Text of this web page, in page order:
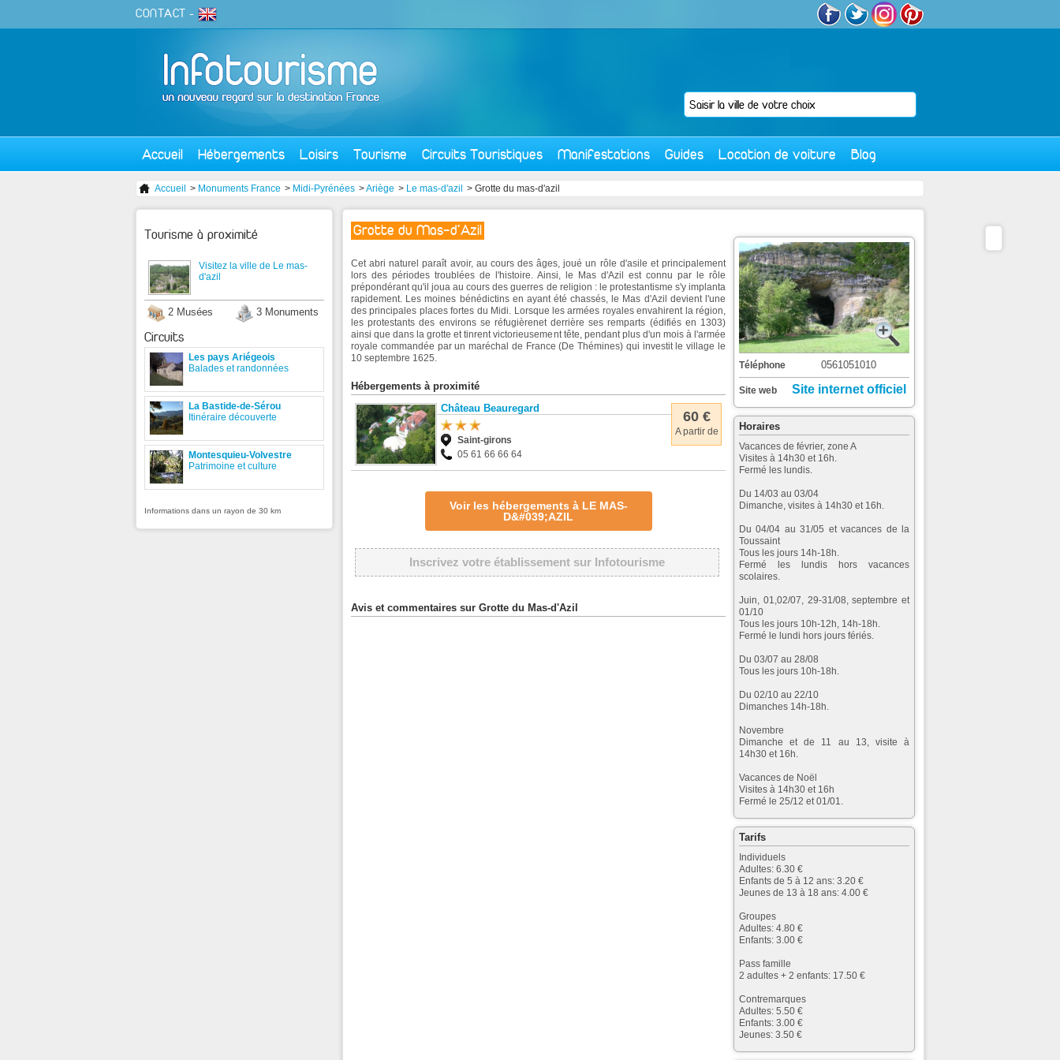
CONTACT -
Accueil Hébergements Loisirs Tourisme Circuits Touristiques Manifestations Guides Location de voiture Blog
Accueil > Monuments France > Midi-Pyrénées >Ariège > Le mas-d'azil > Grotte du mas-d'azil
Grotte du Mas-d'Azil
Cet abri naturel paraît avoir, au cours des âges, joué un rôle d'asile et principalement
lors des périodes troublées de l'histoire. Ainsi, le Mas d'Azil est connu par le rôle
prépondérant qu'il joua au cours des guerres de religion : le protestantisme s'y implanta
rapidement. Les moines bénédictins en ayant été chassés, le Mas d'Azil devient l'une
des principales places fortes du Midi. Lorsque les armées royales envahirent la région,
les protestants des environs se réfugièrenet derrière ses remparts (édifiés en 1303)
ainsi que dans la grotte et tinrent victorieusement tête, pendant plus d'un mois à l'armée
royale commandée par un maréchal de France (De Thémines) qui investit le village le
10 septembre 1625.
Hébergements à proximité
60 €
A partir de
Château Beauregard
Saint-girons
05 61 66 66 64
Voir les hébergements à LE MAS-
D&#039;AZIL
Inscrivez votre établissement sur Infotourisme
Avis et commentaires sur Grotte du Mas-d'Azil
Téléphone 0561051010
Site web Site internet officiel
Horaires
Vacances de février, zone A
Visites à 14h30 et 16h.
Fermé les lundis.
Du 14/03 au 03/04
Dimanche, visites à 14h30 et 16h.
Du 04/04 au 31/05 et vacances de la
Toussaint
Tous les jours 14h-18h.
Fermé les lundis hors vacances
scolaires.
Juin, 01,02/07, 29-31/08, septembre et
01/10
Tous les jours 10h-12h, 14h-18h.
Fermé le lundi hors jours fériés.
Du 03/07 au 28/08
Tous les jours 10h-18h.
Du 02/10 au 22/10
Dimanches 14h-18h.
Novembre
Dimanche et de 11 au 13, visite à
14h30 et 16h.
Vacances de Noël
Visites à 14h30 et 16h
Fermé le 25/12 et 01/01.
Tarifs
Individuels
Adultes: 6.30 €
Enfants de 5 à 12 ans: 3.20 €
Jeunes de 13 à 18 ans: 4.00 €
Groupes
Adultes: 4.80 €
Enfants: 3.00 €
Pass famille
2 adultes + 2 enfants: 17.50 €
Contremarques
Adultes: 5.50 €
Enfants: 3.00 €
Jeunes: 3.50 €
Tourisme à proximité
Visitez la ville de Le mas-
d'azil
2 Musées 3 Monuments
Circuits
Les pays Ariégeois
Balades et randonnées
La Bastide-de-Sérou
Itinéraire découverte
Montesquieu-Volvestre
Patrimoine et culture
Informations dans un rayon de 30 km